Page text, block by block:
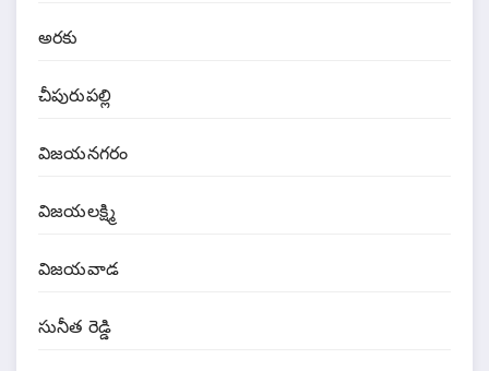
అరకు
చీపురుపల్లి
విజయనగరం
విజయలక్ష్మి
విజయవాడ
సునీత రెడ్డి